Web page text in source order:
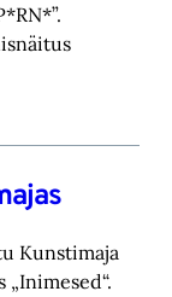
Kunstimaja